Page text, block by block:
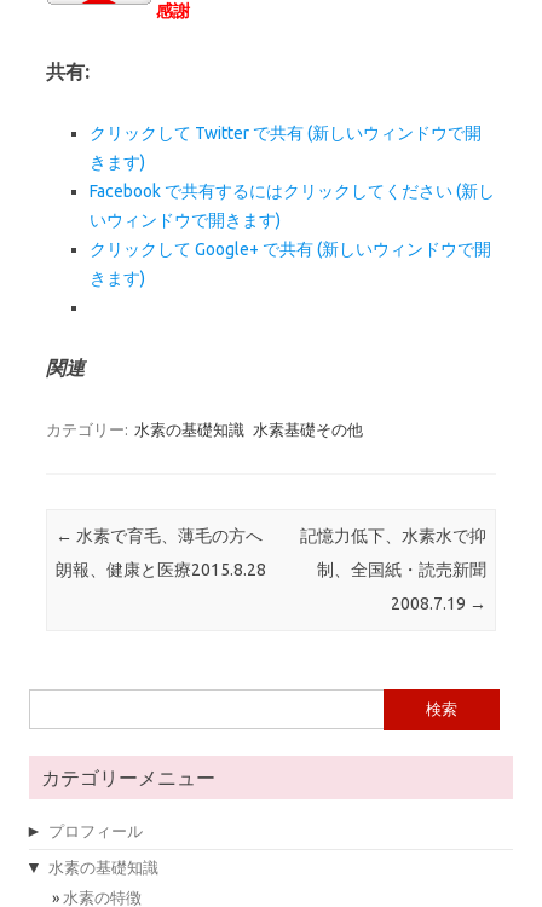
感謝
共有:
クリックして Twitter で共有 (新しいウィンドウで開
きます)
Facebook で共有するにはクリックしてください (新し
いウィンドウで開きます)
クリックして Google+ で共有 (新しいウィンドウで開
きます)
関連
カテゴリー: 水素の基礎知識 水素基礎その他
投稿ナビゲーション
← 水素で育毛、薄毛の方へ
朗報、健康と医療2015.8.28
記憶力低下、水素水で抑
制、全国紙・読売新聞
2008.7.19 →
カテゴリーメニュー
► プロフィール
▼
水素の基礎知識
水素の特徴